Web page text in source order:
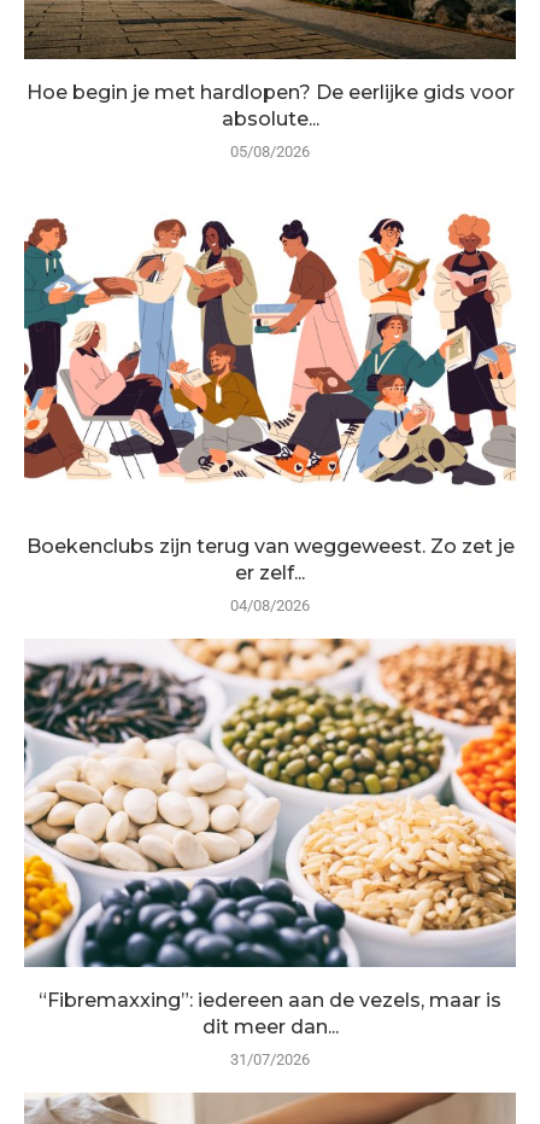
Hoe begin je met hardlopen? De eerlijke gids voor
absolute...
05/08/2026
Boekenclubs zijn terug van weggeweest. Zo zet je
er zelf...
04/08/2026
“Fibremaxxing”: iedereen aan de vezels, maar is
dit meer dan...
31/07/2026